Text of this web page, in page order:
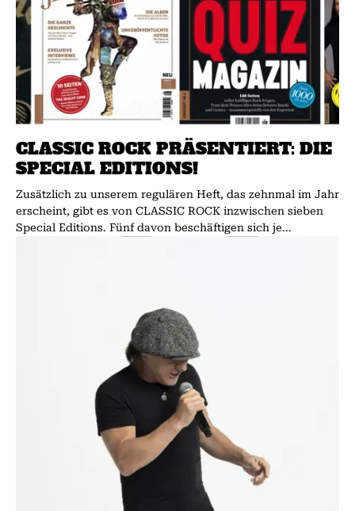
CLASSIC ROCK PRÄSENTIERT: DIE
SPECIAL EDITIONS!
Zusätzlich zu unserem regulären Heft, das zehnmal im Jahr
erscheint, gibt es von CLASSIC ROCK inzwischen sieben
Special Editions. Fünf davon beschäftigen sich je...